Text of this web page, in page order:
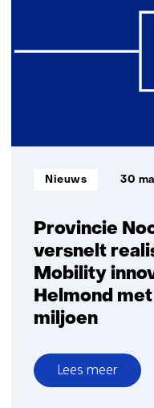
eerste
to-
CO2
aan
boord
Provincie
versnelt
Mobility
Helmond
miljoen
Informatietype:
Nieuws 30
Lees meer
over